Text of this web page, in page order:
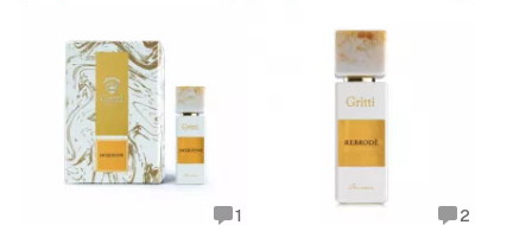
1 2